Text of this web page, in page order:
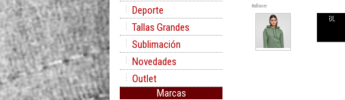
Deporte
Tallas Grandes
Sublimación
Novedades
Outlet
Marcas
Rollover
BL